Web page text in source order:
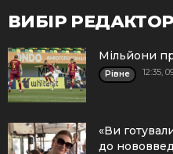
ВИБІР
Мільйони
Рівне 12:35,
«Ви
до